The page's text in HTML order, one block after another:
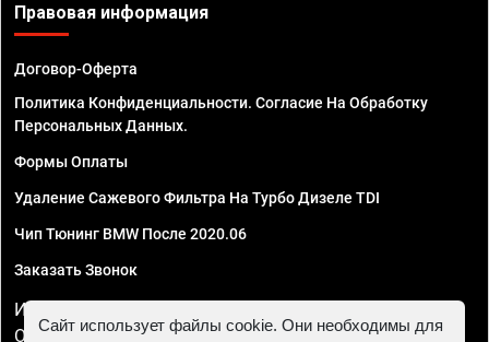
Правовая информация
Договор-Оферта
Политика Конфиденциальности. Согласие На Обработку
Персональных Данных.
Формы Оплаты
Удаление Сажевого Фильтра На Турбо Дизеле TDI
Чип Тюнинг BMW После 2020.06
Заказать Звонок
ИП Смирнов Георгий Павлович. ИНН 781302555843,
ОГРНИП 324470400032610
Сайт использует файлы cookie. Они необходимы для